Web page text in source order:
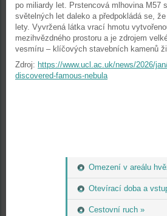
Omezení v areálu
Otevírací doba a
Cestovní ruch »
po miliardy let. Prstencová mlhovina M57
světelných let daleko a předpokládá se,
lety. Vyvržená látka vrací hmotu
mezihvězdného prostoru a je zdrojem
vesmíru – klíčových stavebních kamenů
Zdroj: https://www.ucl.ac.uk/news/2026/
discovered-famous-nebula